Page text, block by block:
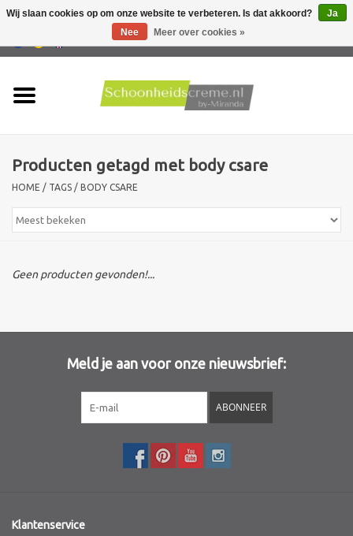
Producten
Huidproblemen
Pascaud
Producten getagd met body csare
HOME / TAGS / BODY CSARE
Geen producten gevonden!...
Meld je aan voor onze nieuwsbrief:
ABONNEER
Klantenservice
Wij slaan cookies op om onze website te verbeteren. Is dat akkoord?
Ja
Nee
Meer over cookies »